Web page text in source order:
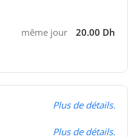
même jour 20.00 Dh
Plus de détails.
Plus de détails.